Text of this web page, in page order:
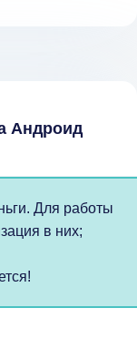
Андроид
Для работы
в них;